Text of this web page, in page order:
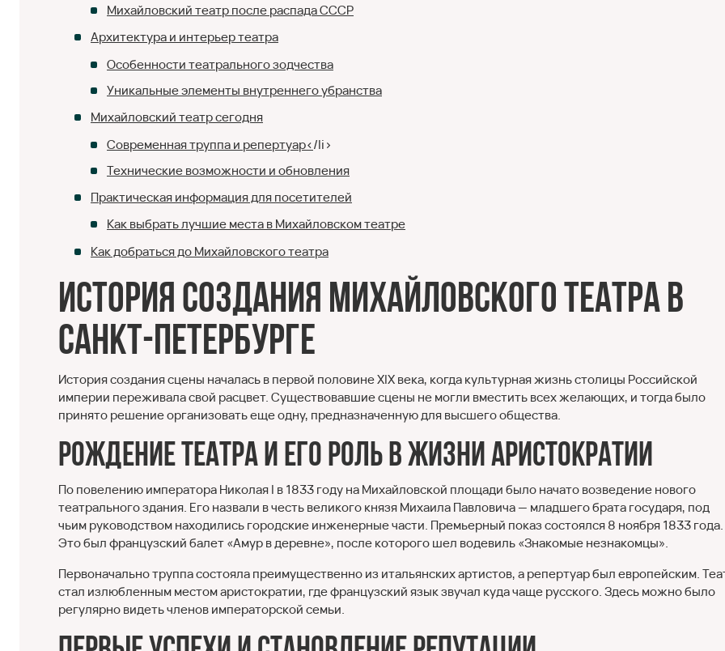
Михайловский театр после распада СССР
Архитектура и интерьер театра
Особенности театрального зодчества
Уникальные элементы внутреннего убранства
Михайловский театр сегодня
Современная труппа и репертуар</li>
Технические возможности и обновления
Практическая информация для посетителей
Как выбрать лучшие места в Михайловском театре
Как добраться до Михайловского театра
История создания Михайловского театра в
Санкт-Петербурге
История создания сцены началась в первой половине XIX века, когда культурная жизнь столицы Российской
империи переживала свой расцвет. Существовавшие сцены не могли вместить всех желающих, и тогда было
принято решение организовать еще одну, предназначенную для высшего общества.
Рождение театра и его роль в жизни аристократии
По повелению императора Николая I в 1833 году на Михайловской площади было начато возведение нового
театрального здания. Его назвали в честь великого князя Михаила Павловича — младшего брата государя, под
чьим руководством находились городские инженерные части. Премьерный показ состоялся 8 ноября 1833 года.
Это был французский балет «Амур в деревне», после которого шел водевиль «Знакомые незнакомцы».
Первоначально труппа состояла преимущественно из итальянских артистов, а репертуар был европейским.
стал излюбленным местом аристократии, где французский язык звучал куда чаще русского. Здесь можно было
регулярно видеть членов императорской семьи.